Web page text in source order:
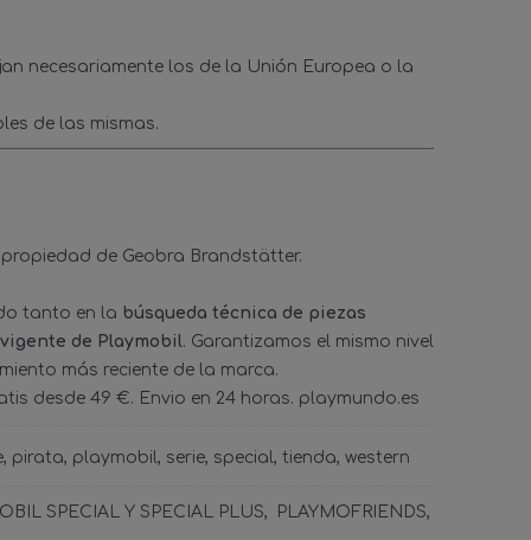
necesariamente los de la Unión Europea o la
de las mismas.
de Geobra Brandstätter.
tanto en la búsqueda técnica de piezas
de Playmobil. Garantizamos el mismo nivel
más reciente de la marca.
desde 49 €. Envio en 24 horas. playmundo.es
pirata playmobil serie special tienda western
SPECIAL Y SPECIAL PLUS
PLAYMOFRIENDS